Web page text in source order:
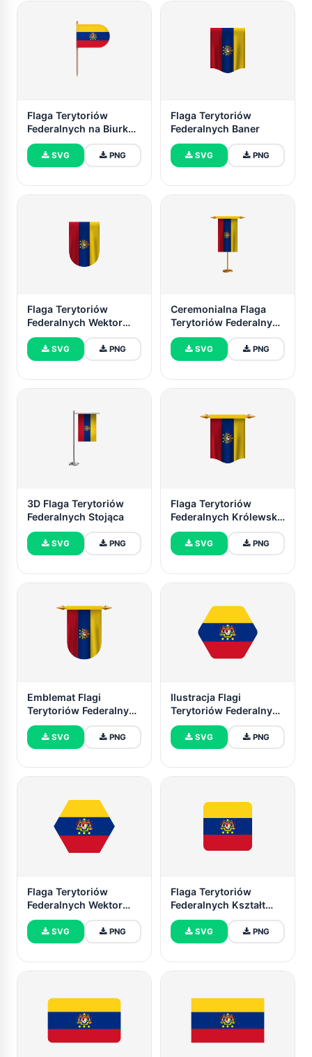
Flaga Terytoriów
Federalnych na Biurko,
Stół
SVG PNG
Flaga Terytoriów
Federalnych Baner
SVG PNG
Flaga Terytoriów
Federalnych Wektor
Darmowy Do Pobrania
(SVG, PNG)
SVG PNG
Ceremonialna Flaga
Terytoriów Federalnych
Wektor Darmowy
SVG PNG
3D Flaga Terytoriów
Federalnych Stojąca
SVG PNG
Flaga Terytoriów
Federalnych Królewski
Baner
SVG PNG
Emblemat Flagi
Terytoriów Federalnych
Wektorowe Obrazy
SVG PNG
Ilustracja Flagi
Terytoriów Federalnych
Kształt Sześciokąta
Okrągłego
SVG PNG
Flaga Terytoriów
Federalnych Wektor
Darmowy | SVG i PNG
SVG PNG
Flaga Terytoriów
Federalnych Kształt
Kwadratowy Okrągły
SVG PNG